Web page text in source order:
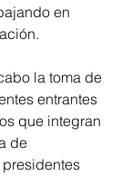
en
la toma de
entrantes
que integran
de